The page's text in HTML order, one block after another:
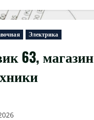
Электрика
63, магазин